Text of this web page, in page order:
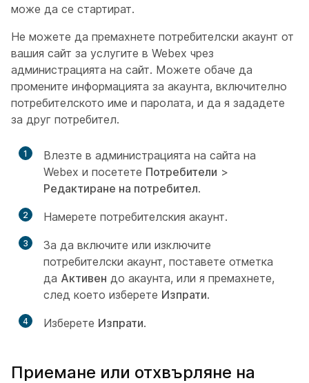
може да се стартират.
Не можете да премахнете потребителски акаунт от
вашия сайт за услугите в Webex чрез
администрацията на сайт. Можете обаче да
промените информацията за акаунта, включително
потребителското име и паролата, и да я зададете
за друг потребител.
1
Влезте в администрацията на сайта на
Webex и посетете Потребители >
Редактиране на потребител.
2 Намерете потребителския акаунт.
3
За да включите или изключите
потребителски акаунт, поставете отметка
да Активен до акаунта, или я премахнете,
след което изберете Изпрати.
4 Изберете Изпрати.
Приемане или отхвърляне на